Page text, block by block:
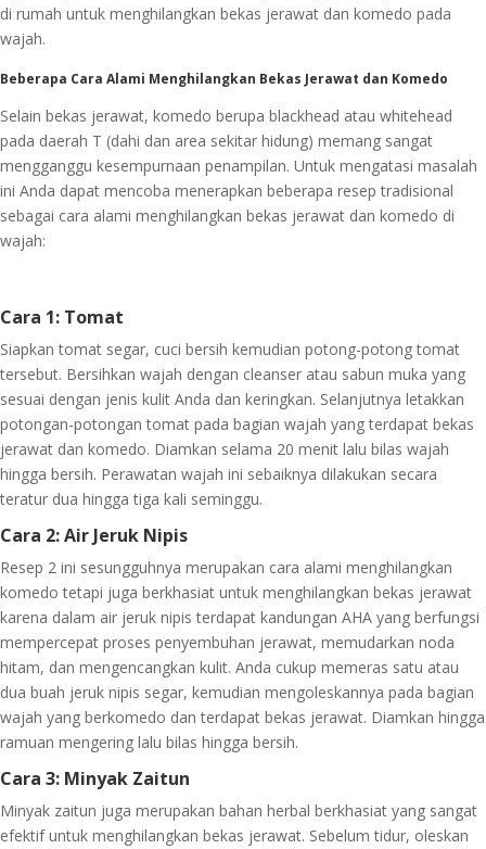
di rumah untuk menghilangkan bekas jerawat dan komedo pada
wajah.
Beberapa Cara Alami Menghilangkan Bekas Jerawat dan Komedo
Selain bekas jerawat, komedo berupa blackhead atau whitehead
pada daerah T (dahi dan area sekitar hidung) memang sangat
mengganggu kesempurnaan penampilan. Untuk mengatasi masalah
ini Anda dapat mencoba menerapkan beberapa resep tradisional
sebagai cara alami menghilangkan bekas jerawat dan komedo di
wajah:
Cara 1: Tomat
Siapkan tomat segar, cuci bersih kemudian potong-potong tomat
tersebut. Bersihkan wajah dengan cleanser atau sabun muka yang
sesuai dengan jenis kulit Anda dan keringkan. Selanjutnya letakkan
potongan-potongan tomat pada bagian wajah yang terdapat bekas
jerawat dan komedo. Diamkan selama 20 menit lalu bilas wajah
hingga bersih. Perawatan wajah ini sebaiknya dilakukan secara
teratur dua hingga tiga kali seminggu.
Cara 2: Air Jeruk Nipis
Resep 2 ini sesungguhnya merupakan cara alami menghilangkan
komedo tetapi juga berkhasiat untuk menghilangkan bekas jerawat
karena dalam air jeruk nipis terdapat kandungan AHA yang berfungsi
mempercepat proses penyembuhan jerawat, memudarkan noda
hitam, dan mengencangkan kulit. Anda cukup memeras satu atau
dua buah jeruk nipis segar, kemudian mengoleskannya pada bagian
wajah yang berkomedo dan terdapat bekas jerawat. Diamkan hingga
ramuan mengering lalu bilas hingga bersih.
Cara 3: Minyak Zaitun
Minyak zaitun juga merupakan bahan herbal berkhasiat yang sangat
efektif untuk menghilangkan bekas jerawat. Sebelum tidur, oleskan